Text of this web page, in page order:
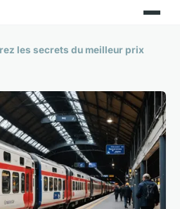
les secrets du meilleur prix